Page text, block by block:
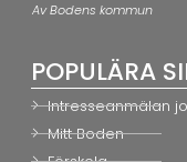
Av Bodens kommun
POPULÄRA
Intresseanmälan
Mitt Boden